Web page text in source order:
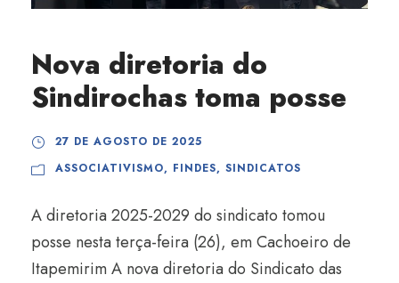
Nova diretoria do
Sindirochas toma posse
27 DE AGOSTO DE 2025
ASSOCIATIVISMO, FINDES, SINDICATOS
A diretoria 2025-2029 do sindicato tomou
posse nesta terça-feira (26), em Cachoeiro de
Itapemirim A nova diretoria do Sindicato das